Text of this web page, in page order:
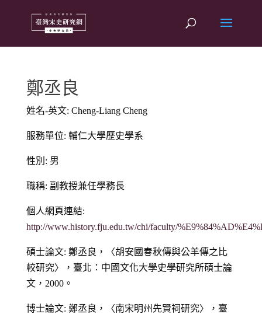
鄭丞良
姓名-英文: Cheng-Liang Cheng
服務單位: 輔仁大學歷史學系
性別: 男
職稱: 副教授兼任學務長
個人網頁連結:
http://www.history.fju.edu.tw/chi/faculty/
碩士論文: 鄭丞良，〈胡安國春秋傳與公羊傳之比
較研究〉，臺北：中國文化大學史學研究所碩士論
文，2000。
博士論文: 鄭丞良，〈南宋明州先賢祠研究〉，臺